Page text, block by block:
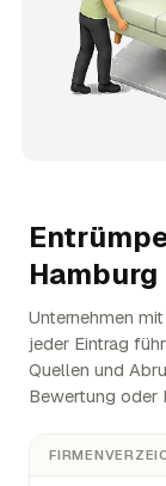
Hamburg
Unternehmen
jeder Eintrag
Quellen und
Bewertung oder